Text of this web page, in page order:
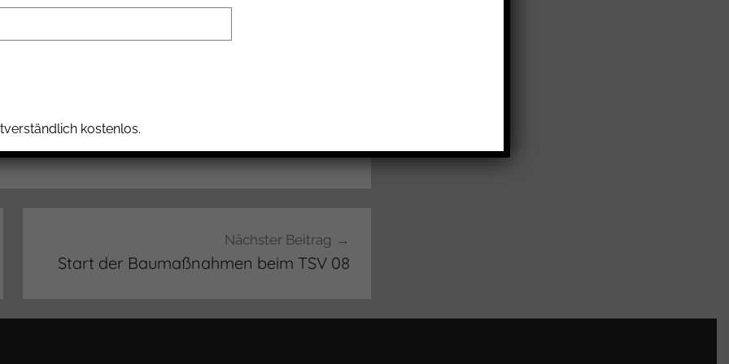
zur Verfügung: Tel. 040 / 3 80 79 15-40, d.stocker@bhh-
Nächster Beitrag
Start der Baumaßnahmen beim TSV 08
kostenlos.